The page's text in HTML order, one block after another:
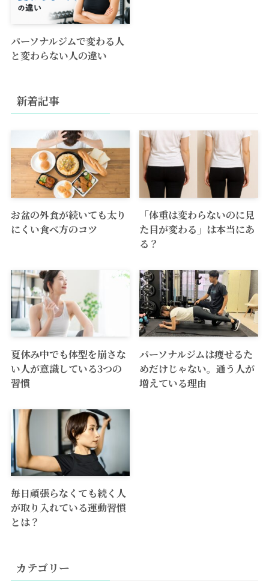
パーソナルジムで変わる人
と変わらない人の違い
新着記事
お盆の外食が続いても太り
にくい食べ方のコツ
「体重は変わらないのに見
た目が変わる」は本当にあ
る？
夏休み中でも体型を崩さな
い人が意識している3つの
習慣
パーソナルジムは痩せるた
めだけじゃない。通う人が
増えている理由
毎日頑張らなくても続く人
が取り入れている運動習慣
とは？
カテゴリー